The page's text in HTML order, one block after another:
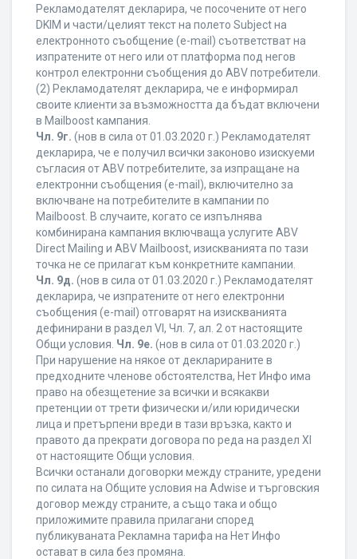
Рекламодателят декларира, че посочените от него
DKIM и части/целият текст на полето Subject на
електронното съобщение (e-mail) съответстват на
изпратените от него или от платформа под негов
контрол електронни съобщения до ABV потребители.
(2) Рекламодателят декларира, че е информирал
своите клиенти за възможността да бъдат включени
в Mailboost кампания.
Чл. 9г. (нов в сила от 01.03.2020 г.) Рекламодателят
декларира, че е получил всички законово изискуеми
съгласия от ABV потребителите, за изпращане на
електронни съобщения (e-mail), включително за
включване на потребителите в кампании по
Mailboost. В случаите, когато се изпълнява
комбинирана кампания включваща услугите ABV
Direct Mailing и ABV Mailboost, изискванията по тази
точка не се прилагат към конкретните кампании.
Чл. 9д. (нов в сила от 01.03.2020 г.) Рекламодателят
декларира, че изпратените от него електронни
съобщения (e-mail) отговарят на изискванията
дефинирани в раздел VI, Чл. 7, ал. 2 от настоящите
Общи условия. Чл. 9е. (нов в сила от 01.03.2020 г.)
При нарушение на някое от декларираните в
предходните членове обстоятелства, Нет Инфо има
право на обезщетение за всички и всякакви
претенции от трети физически и/или юридически
лица и претърпени вреди в тази връзка, както и
правото да прекрати договора по реда на раздел XI
от настоящите Общи условия.
Всички останали договорки между страните, уредени
по силата на Общите условия на Adwise и търговския
договор между страните, а също така и общо
приложимите правила прилагани според
публикуваната Рекламна тарифа на Нет Инфо
остават в сила без промяна.